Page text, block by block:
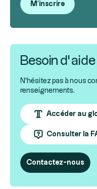
M'inscrire
Besoin
N'hésitez pas à nous
renseignements.
Accéder au
Consulter la
Contactez-nous